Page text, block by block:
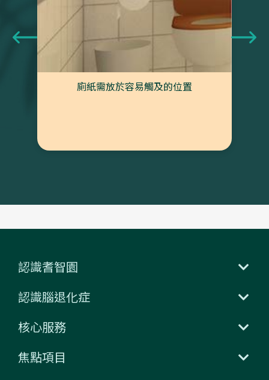
廁紙需放於容易觸及的位置
認識耆智園
認識腦退化症
核心服務
焦點項目